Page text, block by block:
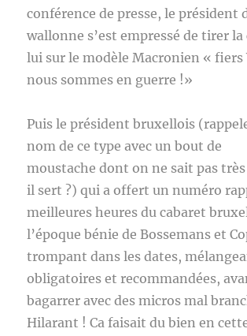
conférence de presse, le président
wallonne s’est empressé de tirer
lui sur le modèle Macronien « fiers
nous sommes en guerre !»
Puis le président bruxellois
nom de ce type avec un bout de
moustache dont on ne sait pas
il sert ?) qui a offert un numéro
meilleures heures du cabaret
l’époque bénie de Bossemans et
trompant dans les dates,
obligatoires et recommandées,
bagarrer avec des micros mal
Hilarant ! Ca faisait du bien en